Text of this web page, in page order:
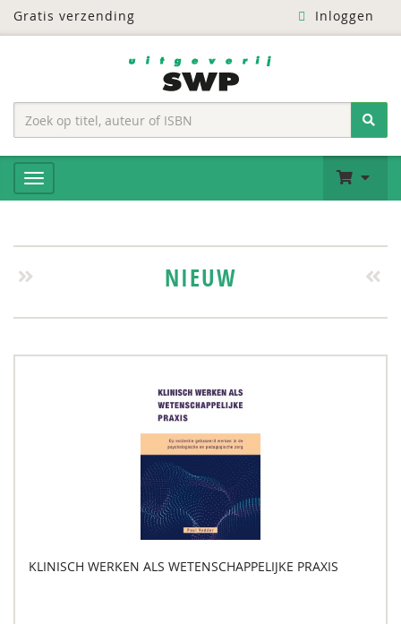
Gratis verzending Inloggen
NIEUW
KLINISCH WERKEN ALS WETENSCHAPPELIJKE PRAXIS